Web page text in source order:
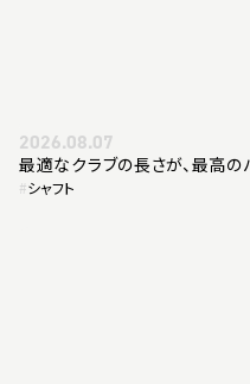
2026.08.07
最適なクラブの長さが、最高の
#シャフト